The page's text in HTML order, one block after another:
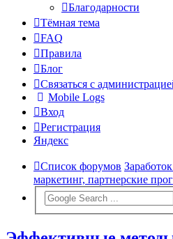
Благодарности
Тёмная тема
FAQ
Правила
Блог
Связаться с
Mobile Logs
Вход
Регистрация
Яндекс
Список форумов
маркетинг, партнерские